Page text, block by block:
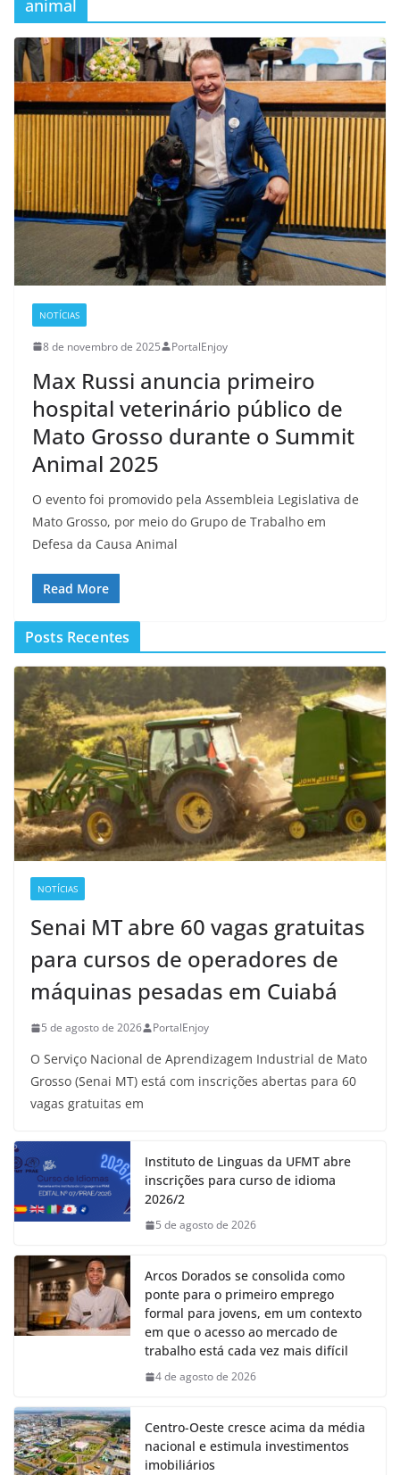
animal
NOTÍCIAS
8 de novembro de 2025 PortalEnjoy
Max Russi anuncia primeiro
hospital veterinário público de
Mato Grosso durante o Summit
Animal 2025
O evento foi promovido pela Assembleia Legislativa de
Mato Grosso, por meio do Grupo de Trabalho em
Defesa da Causa Animal
Read More
Posts Recentes
NOTÍCIAS
Senai MT abre 60 vagas gratuitas
para cursos de operadores de
máquinas pesadas em Cuiabá
5 de agosto de 2026 PortalEnjoy
O Serviço Nacional de Aprendizagem Industrial de Mato
Grosso (Senai MT) está com inscrições abertas para 60
vagas gratuitas em
Instituto de Linguas da UFMT abre
inscrições para curso de idioma
2026/2
5 de agosto de 2026
Arcos Dorados se consolida como
ponte para o primeiro emprego
formal para jovens, em um contexto
em que o acesso ao mercado de
trabalho está cada vez mais difícil
4 de agosto de 2026
Centro-Oeste cresce acima da média
nacional e estimula investimentos
imobiliários